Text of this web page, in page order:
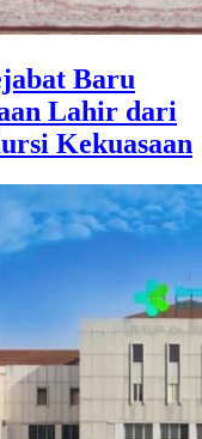
Baru
Lahir dari
Kekuasaan